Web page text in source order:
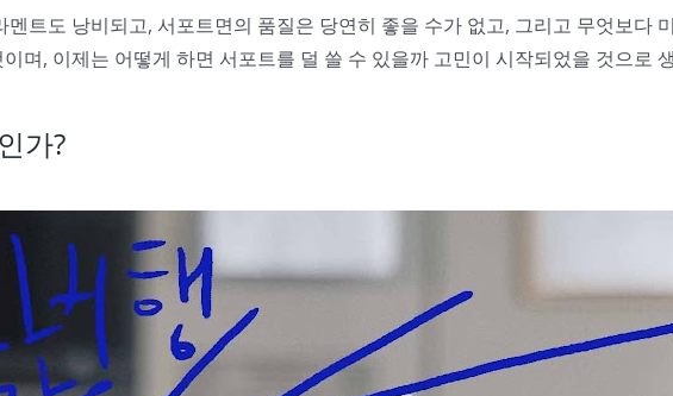
트도 낭비되고, 서포트면의 품질은 당연히 좋을 수가 없고, 그리고 무엇보다
며, 이제는 어떻게 하면 서포트를 덜 쓸 수 있을까 고민이 시작되었을 것으로
가?